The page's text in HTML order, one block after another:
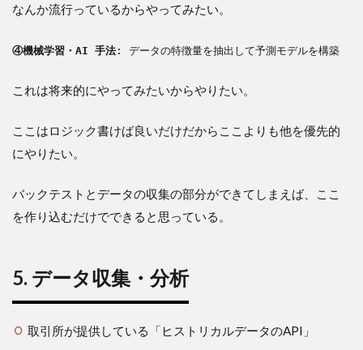
なんか流行っているからやってみたい。
④機械学習・AI 手法 : データの特徴量を抽出して予測モデルを構築
これは将来的にやってみたいからやりたい。
ここはロジック書けば良いだけだからここよりも他を優先的
にやりたい。
バックテストとデータの収集の部分ができてしまえば、ここ
を作り込むだけでできると思っている。
5. データ収集・分析
取引所が提供している「ヒストリカルデータのAPI」